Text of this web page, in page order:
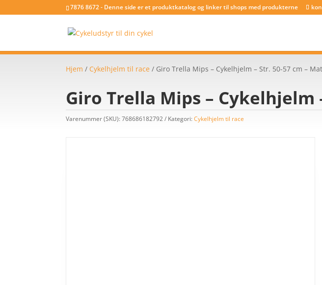
7876 8672 - Denne side er et produktkatalog og linker til shops med produkterne
Hjem / Cykelhjelm til race / Giro Trella Mips – Cykelhjelm – Str. 50-57 cm –
Giro Trella Mips – Cykelhjelm
Varenummer (SKU):768686182792 Kategori:Cykelhjelm til race